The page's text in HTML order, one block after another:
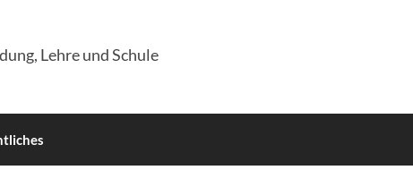
Lehre und Schule